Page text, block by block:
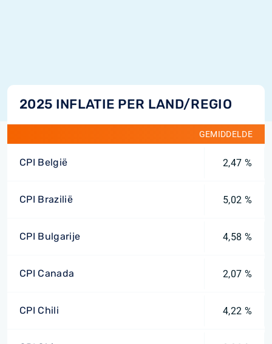
2025 INFLATIE PER LAND/REGIO
GEMIDDELDE
CPI België 2,47 %
CPI Brazilië 5,02 %
CPI Bulgarije 4,58 %
CPI Canada 2,07 %
CPI Chili 4,22 %